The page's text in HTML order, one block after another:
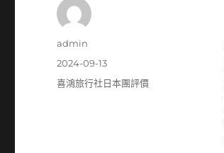
作
admin
發
佈
2024-09-13
分
喜鴻旅行社日本團評價